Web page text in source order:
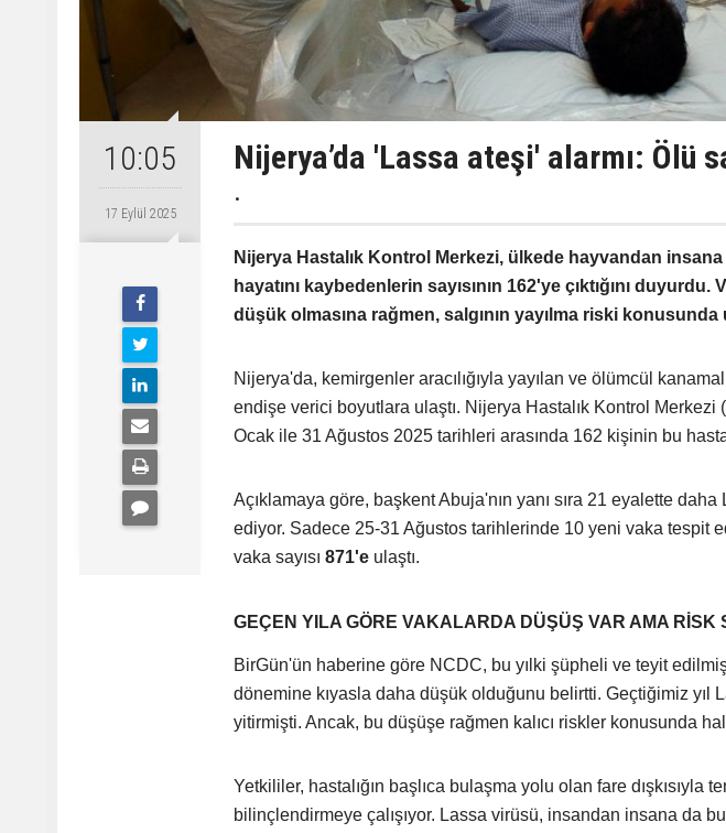
10:05
17 Eylül 2025
Nijerya’da 'Lassa ateşi' alarmı: Ölü
.
Nijerya Hastalık Kontrol Merkezi, ülkede hayvandan insana
hayatını kaybedenlerin sayısının 162'ye çıktığını duyurdu.
düşük olmasına rağmen, salgının yayılma riski konusunda
Nijerya'da, kemirgenler aracılığıyla yayılan ve ölümcül
endişe verici boyutlara ulaştı. Nijerya Hastalık Kontrol Merkezi
Ocak ile 31 Ağustos 2025 tarihleri arasında 162 kişinin bu
Açıklamaya göre, başkent Abuja'nın yanı sıra 21 eyalette
ediyor. Sadece 25-31 Ağustos tarihlerinde 10 yeni vaka tespit
vaka sayısı 871'e ulaştı.
GEÇEN YILA GÖRE VAKALARDA DÜŞÜŞ VAR AMA RİSK
BirGün'ün haberine göre NCDC, bu yılki şüpheli ve teyit edilmiş
dönemine kıyasla daha düşük olduğunu belirtti. Geçtiğimiz yıl
yitirmişti. Ancak, bu düşüşe rağmen kalıcı riskler konusunda
Yetkililer, hastalığın başlıca bulaşma yolu olan fare dışkısıyla
bilinçlendirmeye çalışıyor. Lassa virüsü, insandan insana da